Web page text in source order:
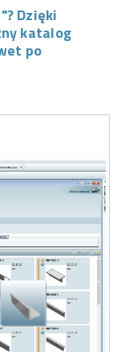
Dzięki
katalog
po